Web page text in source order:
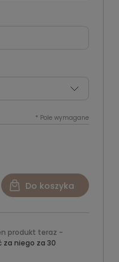
* Pole wymagane
Do koszyka
produkt teraz -
za niego za 30